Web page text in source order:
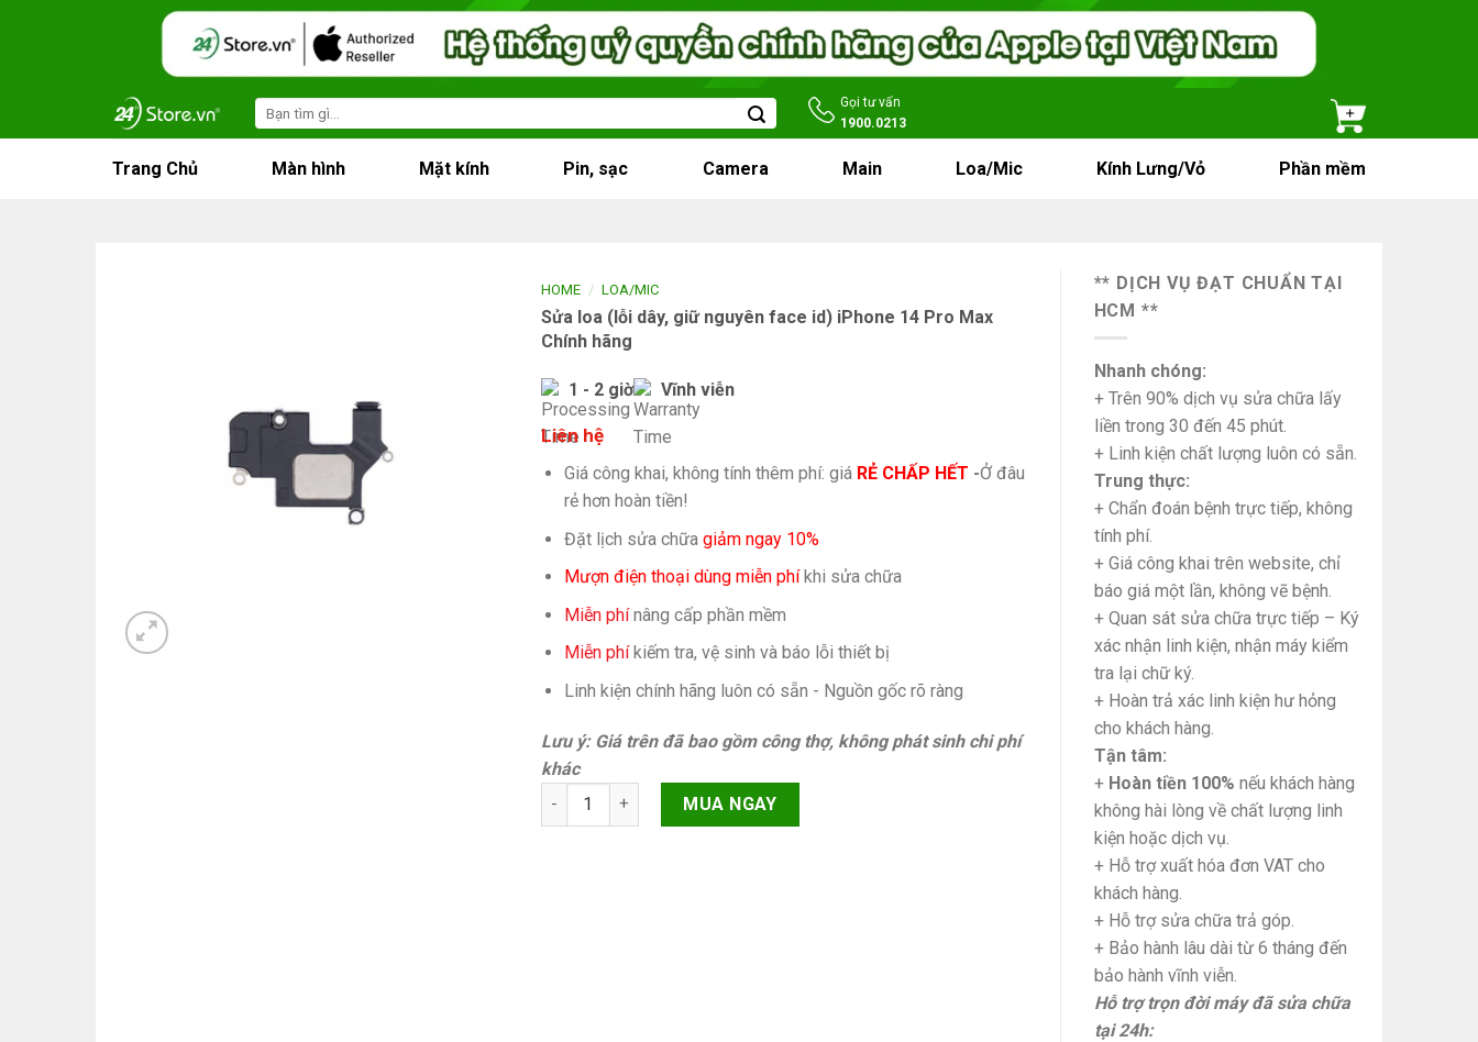
Search
for:
Gọi tư vấn
1900.0213
Trang Chủ Màn hình Mặt kính Pin, sạc Camera Main Loa/Mic Kính Lưng/Vỏ Phần mềm
HOME / LOA/MIC
Sửa loa (lỗi dây, giữ nguyên face id) iPhone 14 Pro Max
Chính hãng
1 - 2 giờ Vĩnh viễn
Liên hệ
Giá công khai, không tính thêm phí: giá RẺ CHẤP HẾT -Ở đâu
rẻ hơn hoàn tiền!
Đặt lịch sửa chữa giảm ngay 10%
Mượn điện thoại dùng miễn phíkhi sửa chữa
Miễn phínâng cấp phần mềm
Miễn phíkiếm tra, vệ sinh và báo lỗi thiết bị
Linh kiện chính hãng luôn có sẵn - Nguồn gốc rõ ràng
Lưu ý: Giá trên đã bao gồm công thợ, không phát sinh chi phí
khác
Sửa loa (lỗi dây, giữ nguyên face id) iPhone 14 Pro Max Chính hãng quantity
MUA NGAY
** DỊCH VỤ ĐẠT CHUẨN TẠI
HCM **
Nhanh chóng:
+ Trên 90% dịch vụ sửa chữa lấy
liền trong 30 đến 45 phút.
+ Linh kiện chất lượng luôn có sẵn.
Trung thực:
+ Chẩn đoán bệnh trực tiếp, không
tính phí.
+ Giá công khai trên website, chỉ
báo giá một lần, không vẽ bệnh.
+ Quan sát sửa chữa trực tiếp – Ký
xác nhận linh kiện, nhận máy kiểm
tra lại chữ ký.
+ Hoàn trả xác linh kiện hư hỏng
cho khách hàng.
Tận tâm:
+ Hoàn tiền 100% nếu khách hàng
không hài lòng về chất lượng linh
kiện hoặc dịch vụ.
+ Hỗ trợ xuất hóa đơn VAT cho
khách hàng.
+ Hỗ trợ sửa chữa trả góp.
+ Bảo hành lâu dài từ 6 tháng đến
bảo hành vĩnh viễn.
Hỗ trợ trọn đời máy đã sửa chữa
tại 24h: